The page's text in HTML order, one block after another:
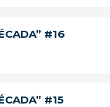
#16
#15